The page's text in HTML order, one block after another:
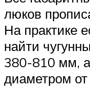
люков
На практике
найти
380-810 мм,
диаметром